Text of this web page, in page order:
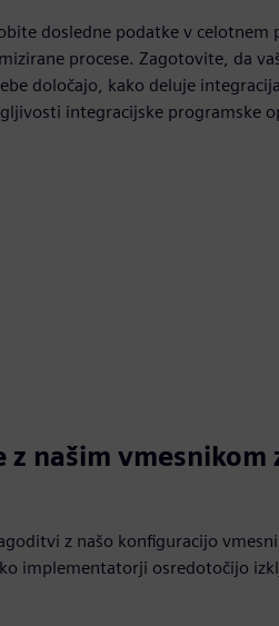
dosledne podatke v celotnem
procese. Zagotovite, da
določajo, kako deluje
integracijske programske
našim vmesnikom
z našo konfiguracijo
implementatorji osredotočijo